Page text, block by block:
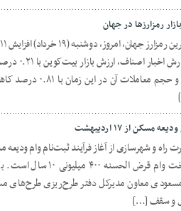
رمزارزها در جهان
مسکن از ۱۷ اردیبهشت
و گفت:بازپرداخت وام
معاون مدیرکل دفتر طرح‌ریزی طرح‌های
و سقف […]